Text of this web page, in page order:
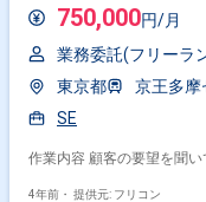
750,000円/月
業務委託(フリーラ
東京都
京王多摩
SE
作業内容 顧客の要望を聞
4年前・ 提供元: フリコン